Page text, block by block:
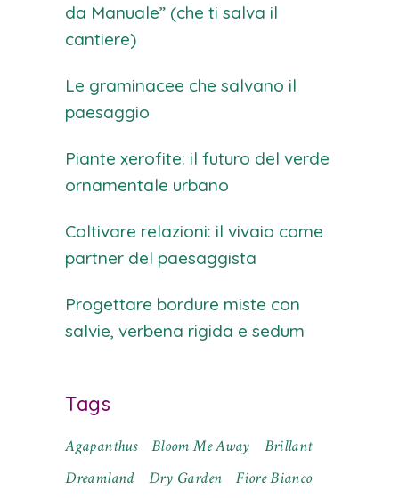
da Manuale” (che ti salva il
cantiere)
Le graminacee che salvano il
paesaggio
Piante xerofite: il futuro del verde
ornamentale urbano
Coltivare relazioni: il vivaio come
partner del paesaggista
Progettare bordure miste con
salvie, verbena rigida e sedum
Tags
Agapanthus Bloom Me Away
Brillant
Dreamland
Dry Garden
Fiore Bianco